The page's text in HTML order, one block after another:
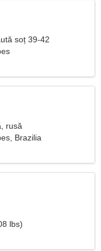
soț 39-42
rusă
Brazilia
lbs)